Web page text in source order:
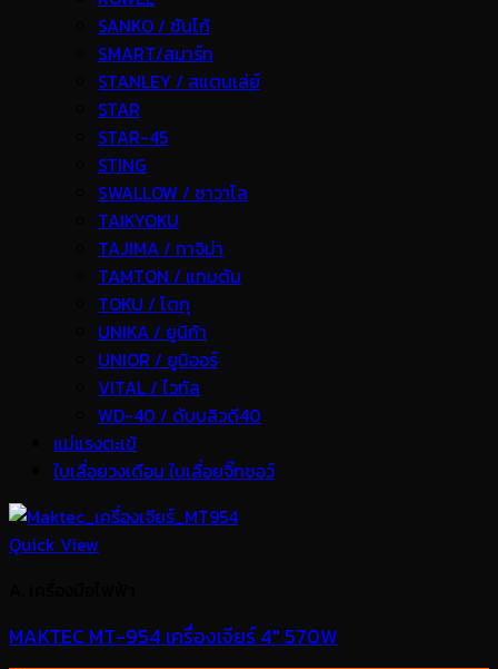
SANKO / ซันโก้
SMART/สมาร์ท
STANLEY / สแตนเล่ย์
STAR
STAR-45
STING
SWALLOW / ซาวาโล
TAIKYOKU
TAJIMA / ทาจิม่า
TAMTON / แทมตัน
TOKU / โตกุ
UNIKA / ยูนิก้า
UNIOR / ยูนิออร์
VITAL / ไวทัล
WD-40 / ดับบลิวดี40
แม่แรงตะเข้
ใบเลื่อยวงเดือน ใบเลื่อยจิ๊กซอว์
Quick View
MAKTEC MT-954 เครื่องเจียร์ 4″ 570W